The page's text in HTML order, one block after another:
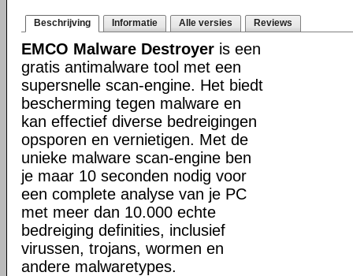
Beschrijving Informatie Alle versies Reviews
EMCO Malware Destroyer is een
gratis antimalware tool met een
supersnelle scan-engine. Het biedt
bescherming tegen malware en
kan effectief diverse bedreigingen
opsporen en vernietigen. Met de
unieke malware scan-engine ben
je maar 10 seconden nodig voor
een complete analyse van je PC
met meer dan 10.000 echte
bedreiging definities, inclusief
virussen, trojans, wormen en
andere malwaretypes.